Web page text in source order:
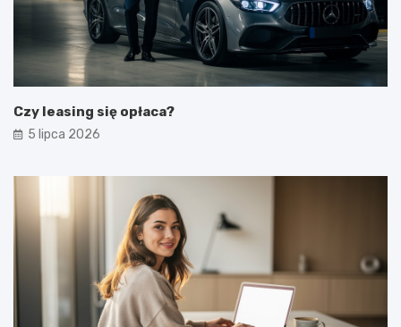
Czy leasing się opłaca?
5 lipca 2026